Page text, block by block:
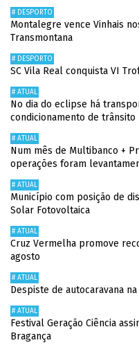
# DESPORTO
Montalegre vence Vinhais
Transmontana
# DESPORTO
SC Vila Real conquista VI
# ATUAL
No dia do eclipse há
condicionamento de trânsito
# ATUAL
Num mês de Multibanco +
operações foram
# ATUAL
Município com posição de
Solar Fotovoltaica
# ATUAL
Cruz Vermelha promove
agosto
# ATUAL
Despiste de autocaravana
# ATUAL
Festival Geração Ciência
Bragança